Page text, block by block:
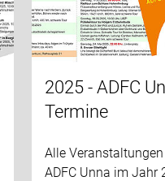
2025 - ADFC
Termine
Alle
ADFC Unna im Jahr